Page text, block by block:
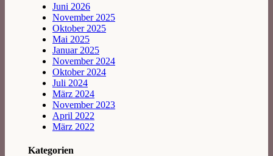
Juni 2026
November 2025
Oktober 2025
Mai 2025
Januar 2025
November 2024
Oktober 2024
Juli 2024
März 2024
November 2023
April 2022
März 2022
Kategorien